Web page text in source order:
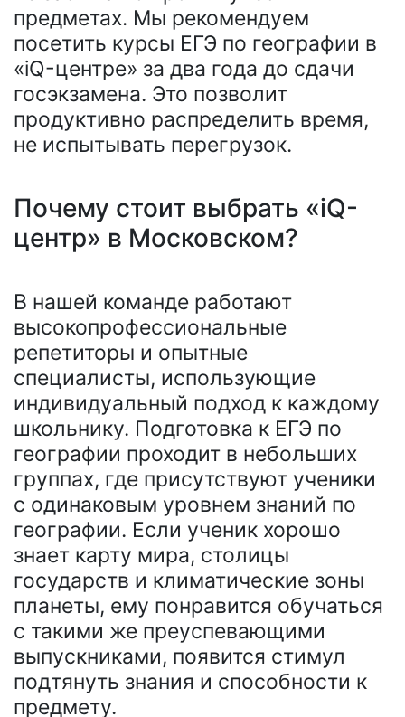
предметах. Мы рекомендуем
посетить курсы ЕГЭ по географии в
«iQ-центре» за два года до сдачи
госэкзамена. Это позволит
продуктивно распределить время,
не испытывать перегрузок.
Почему стоит выбрать «iQ-
центр» в Московском?
В нашей команде работают
высокопрофессиональные
репетиторы и опытные
специалисты, использующие
индивидуальный подход к каждому
школьнику. Подготовка к ЕГЭ по
географии проходит в небольших
группах, где присутствуют ученики
с одинаковым уровнем знаний по
географии. Если ученик хорошо
знает карту мира, столицы
государств и климатические зоны
планеты, ему понравится обучаться
с такими же преуспевающими
выпускниками, появится стимул
подтянуть знания и способности к
предмету.